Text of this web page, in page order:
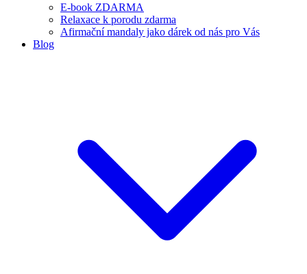
E-book ZDARMA
Relaxace k porodu zdarma
Afirmační mandaly jako dárek od nás pro Vás
Blog